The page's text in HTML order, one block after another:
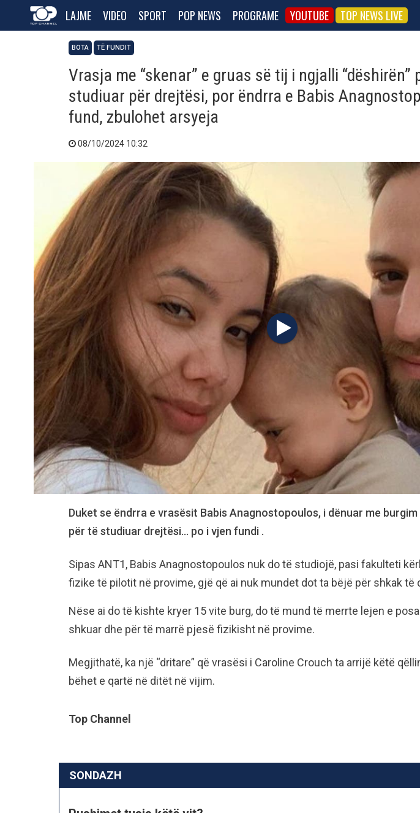
LAJME VIDEO SPORT POP NEWS PROGRAME YOUTUBE TOP NEWS LIVE
BOTA TË FUNDIT
Vrasja me “skenar” e gruas së tij i ngjalli “dëshirën”
studiuar për drejtësi, por ëndrra e Babis
fund, zbulohet arsyeja
08/10/2024 10:32
Duket se ëndrra e vrasësit Babis Anagnostopoulos, i dënuar me
për të studiuar drejtësi… po i vjen fundi .
Sipas ANT1, Babis Anagnostopoulos nuk do të studiojë, pasi fakulteti
fizike të pilotit në provime, gjë që ai nuk mundet dot ta bëjë për shkak të
Nëse ai do të kishte kryer 15 vite burg, do të mund të merrte lejen e
shkuar dhe për të marrë pjesë fizikisht në provime.
Megjithatë, ka një “dritare” që vrasësi i Caroline Crouch ta arrijë këtë
bëhet e qartë në ditët në vijim.
Top Channel
SONDAZH